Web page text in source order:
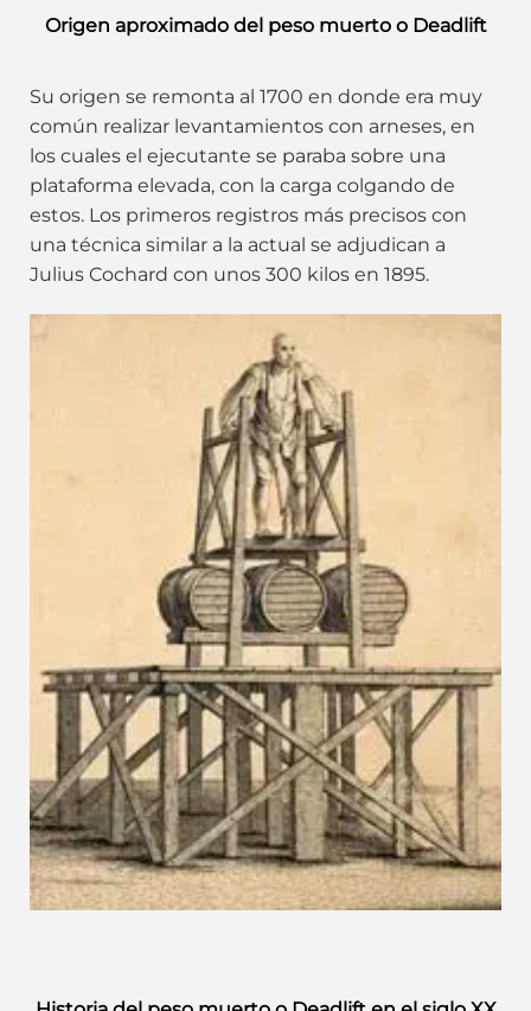
Origen aproximado del peso muerto o Deadlift
Su origen se remonta al 1700 en donde era muy
común realizar levantamientos con arneses, en
los cuales el ejecutante se paraba sobre una
plataforma elevada, con la carga colgando de
estos. Los primeros registros más precisos con
una técnica similar a la actual se adjudican a
Julius Cochard con unos 300 kilos en 1895.